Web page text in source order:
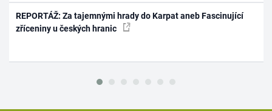
REPORTÁŽ: Za tajemnými hrady do Karpat aneb Fascinující
zříceniny u českých hranic